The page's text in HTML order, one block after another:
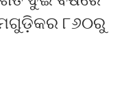
୮୬୦ରୁ